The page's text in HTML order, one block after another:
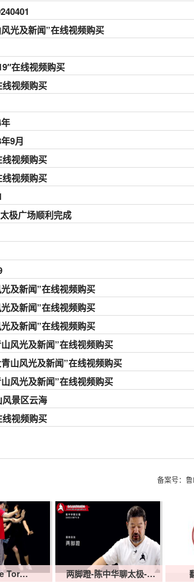
光及新闻”在线视频购买
在线视频购买
线视频购买
9月
线视频购买
线视频购买
极广场顺利完成
及新闻”在线视频购买
及新闻”在线视频购买
及新闻”在线视频购买
风光及新闻”在线视频购买
山风光及新闻”在线视频购买
风光及新闻”在线视频购买
景区云海
线视频购买
Tor… 两脚蹬-陈中华聊太极-…
备案号：